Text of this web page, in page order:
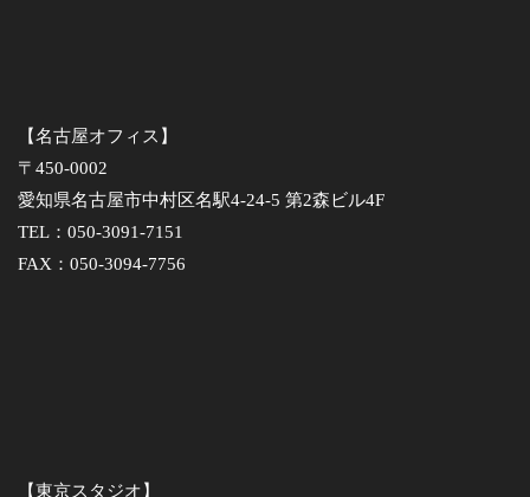
【名古屋オフィス】
〒450-0002
愛知県名古屋市中村区名駅4-24-5 第2森ビル4F
TEL：050-3091-7151
FAX：050-3094-7756
【東京スタジオ】